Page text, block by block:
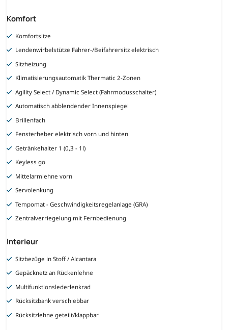
Komfort
Komfortsitze
Lendenwirbelstütze Fahrer-/Beifahrersitz elektrisch
Sitzheizung
Klimatisierungsautomatik Thermatic 2-Zonen
Agility Select / Dynamic Select (Fahrmodusschalter)
Automatisch abblendender Innenspiegel
Brillenfach
Fensterheber elektrisch vorn und hinten
Getränkehalter 1 (0,3 - 1l)
Keyless go
Mittelarmlehne vorn
Servolenkung
Tempomat - Geschwindigkeitsregelanlage (GRA)
Zentralverriegelung mit Fernbedienung
Interieur
Sitzbezüge in Stoff / Alcantara
Gepäcknetz an Rückenlehne
Multifunktionslederlenkrad
Rücksitzbank verschiebbar
Rücksitzlehne geteilt/klappbar